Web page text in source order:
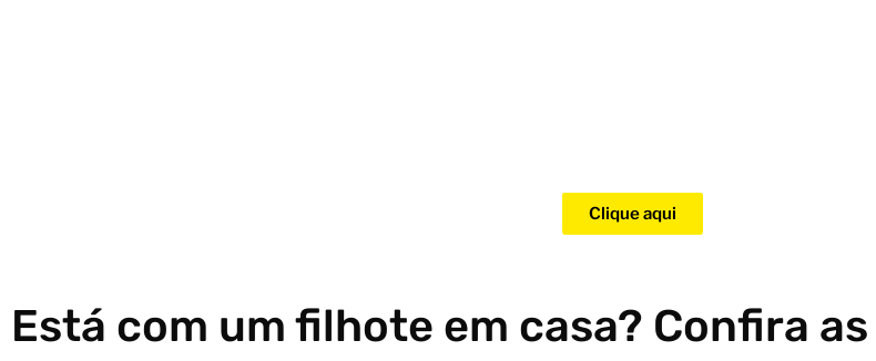
Clique aqui
Está com um filhote em casa? Confira as